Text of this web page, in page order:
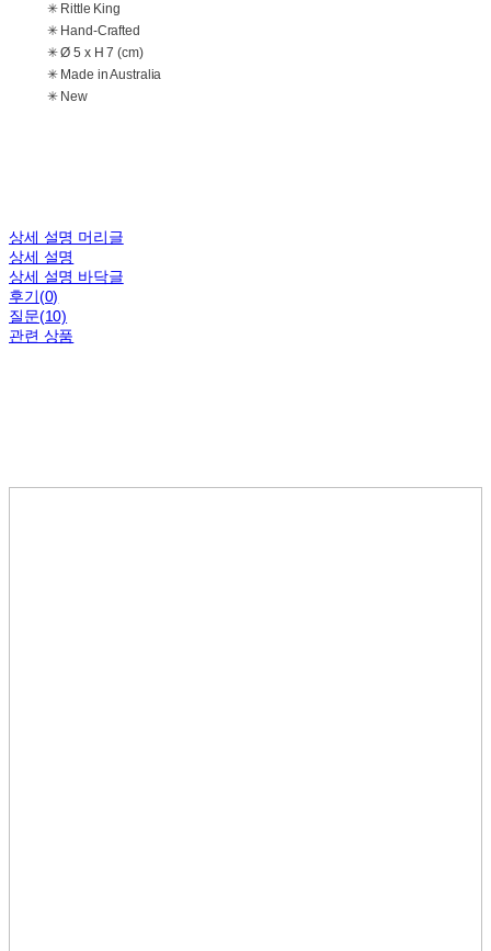
✳ Rittle King
✳ Hand-Crafted
✳ Ø 5 x H 7 (cm)
✳ Made in Australia
✳ New
상세 설명 머리글
상세 설명
상세 설명 바닥글
후기(0)
질문(10)
관련 상품